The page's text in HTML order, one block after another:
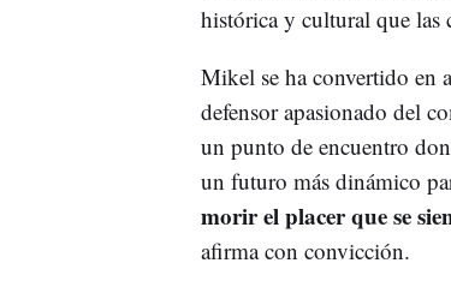
histórica y cultural que las
Mikel se ha convertido en
defensor apasionado del
un punto de encuentro
un futuro más dinámico
morir el placer que se
afirma con convicción.